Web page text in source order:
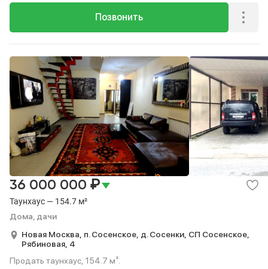
Позвонить
Таунхаус — 154.7 м²
Дома, дачи
36 000 000 ₽
Новая Москва, п. Сосенское, д. Сосенки, СП Сосенское,
Рябиновая, 4
Продать таунхаус, 154.7 м².